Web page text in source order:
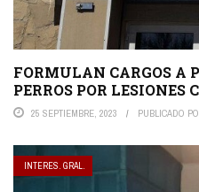
FORMULAN CARGOS A
PERROS POR LESIONES
25 SEPTIEMBRE, 2023 PUBLICADO
INTERES. GRAL.